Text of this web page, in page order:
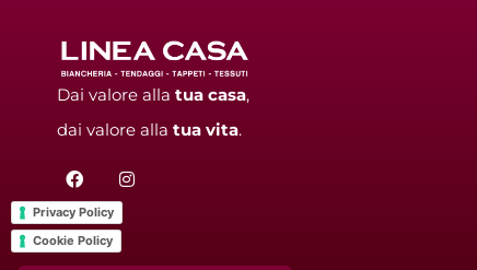
Dai valore alla tua casa,
dai valore alla tua vita.
F
a
c
e
b
o
I
n
Privacy Policy
Cookie Policy